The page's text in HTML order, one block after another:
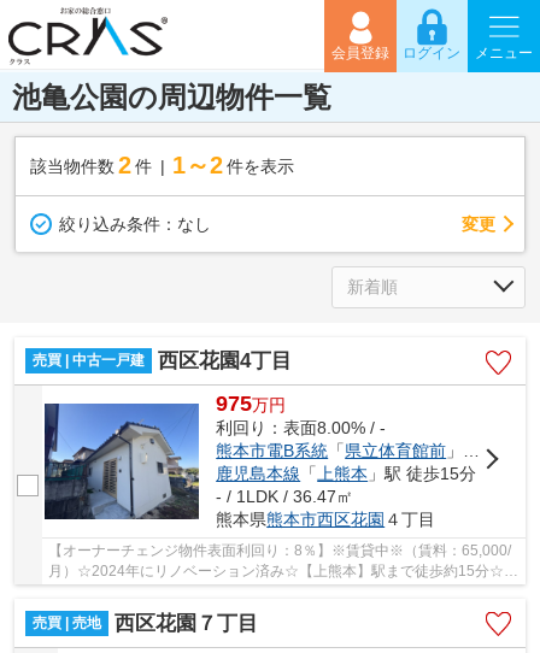
会員登録 ログイン メニュー
池亀公園の周辺物件一覧
該当物件数 2件 1～2 件を表示
絞り込み条件： なし 変更
売買 | 中古一戸建 西区花園4丁目
975万円
利回り：表面8.00% / -
熊本市電B系統 「県立体育館前 」駅 徒歩13分
鹿児島本線 「上熊本 」駅 徒歩15分
- / 1LDK / 36.47㎡
熊本県熊本市西区花園 ４丁目
【オーナーチェンジ物件表面利回り：8％】※賃貸中※（賃料：65,000/
月）☆2024年にリノベーション済み☆【上熊本】駅まで徒歩約15分☆コ
売買 | 売地
西区花園７丁目